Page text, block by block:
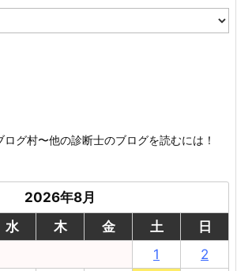
ログ村〜他の診断士のブログを読むには！
2026年8月
水 木 金 土
日
1
2